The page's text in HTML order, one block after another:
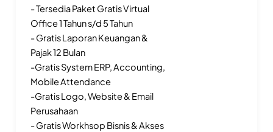
- Tersedia Paket Gratis Virtual
Office 1 Tahun s/d 5 Tahun
- Gratis Laporan Keuangan &
Pajak 12 Bulan
-Gratis System ERP, Accounting,
Mobile Attendance
-Gratis Logo, Website & Email
Perusahaan
- Gratis Workhsop Bisnis & Akses